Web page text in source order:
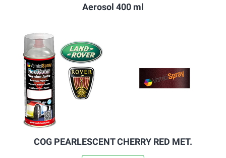
Aerosol 400 ml
COG PEARLESCENT CHERRY RED MET.